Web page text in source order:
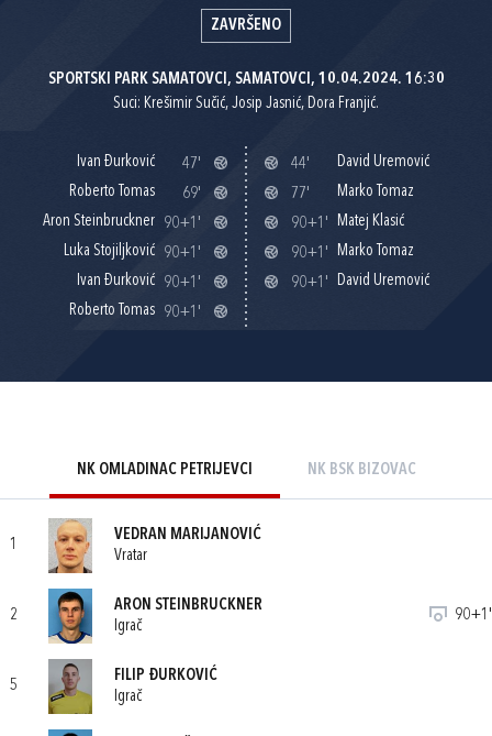
ZAVRŠENO
SPORTSKI PARK SAMATOVCI, SAMATOVCI, 10.04.2024. 16:30
Suci: Krešimir Sučić, Josip Jasnić, Dora Franjić.
Ivan Đurković
47'
Roberto Tomas
69'
Aron Steinbruckner
90+1'
Luka Stojiljković
90+1'
Ivan Đurković
90+1'
Roberto Tomas
90+1'
44'
David Uremović
77'
Marko Tomaz
90+1'
Matej Klasić
90+1'
Marko Tomaz
90+1'
David Uremović
NK OMLADINAC PETRIJEVCI NK BSK BIZOVAC
1
VEDRAN MARIJANOVIĆ
Vratar
2
ARON STEINBRUCKNER
Igrač
90+1'
5
FILIP ĐURKOVIĆ
Igrač